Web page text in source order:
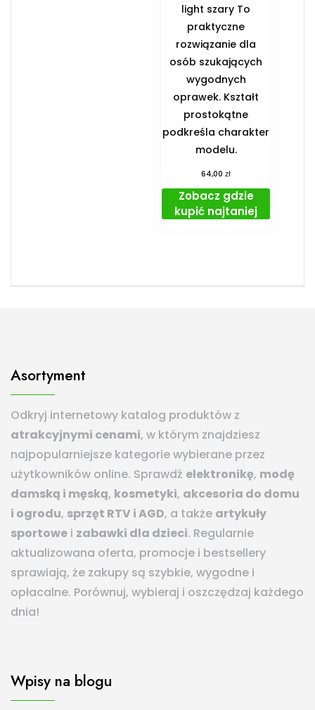
light szary To
praktyczne
rozwiązanie dla
osób szukających
wygodnych
oprawek. Kształt
prostokątne
podkreśla charakter
modelu.
64,00zł
Zobacz gdzie
kupić najtaniej
Asortyment
Odkryj internetowy katalog produktów z
atrakcyjnymi cenami, w którym znajdziesz
najpopularniejsze kategorie wybierane przez
użytkowników online. Sprawdź elektronikę, modę
damską i męską, kosmetyki, akcesoria do domu
i ogrodu, sprzęt RTV i AGD, a także artykuły
sportowe i zabawki dla dzieci. Regularnie
aktualizowana oferta, promocje i bestsellery
sprawiają, że zakupy są szybkie, wygodne i
opłacalne. Porównuj, wybieraj i oszczędzaj każdego
dnia!
Wpisy na blogu